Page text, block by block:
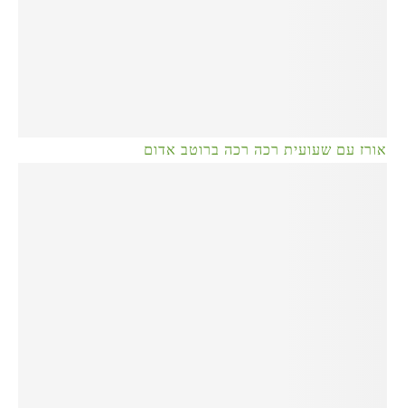
אורז עם שעועית רכה רכה ברוטב אדום